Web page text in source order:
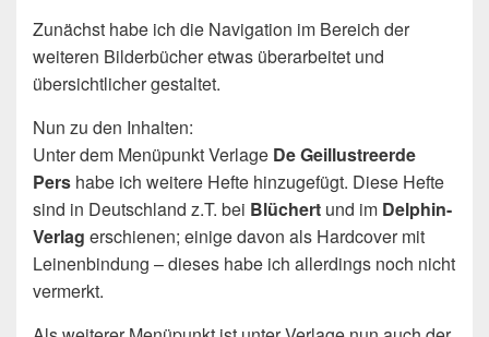
Zunächst habe ich die Navigation im Bereich der
weiteren Bilderbücher etwas überarbeitet und
übersichtlicher gestaltet.
Nun zu den Inhalten:
Unter dem Menüpunkt Verlage De Geillustreerde
Pers habe ich weitere Hefte hinzugefügt. Diese Hefte
sind in Deutschland z.T. bei Blüchert und im Delphin-
Verlag erschienen; einige davon als Hardcover mit
Leinenbindung – dieses habe ich allerdings noch nicht
vermerkt.